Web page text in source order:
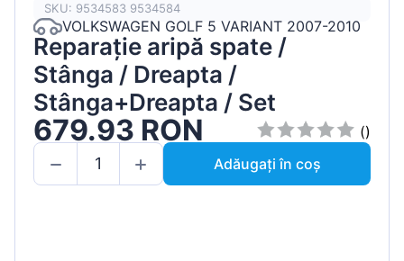
SKU: 9534583 9534584
VOLKSWAGEN GOLF 5 VARIANT 2007-2010
Reparație aripă spate /
Stânga / Dreapta /
Stânga+Dreapta / Set
679.93 RON
()
Adăugați în coș